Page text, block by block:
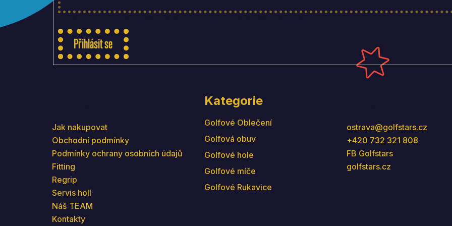
Přihlásit se
Jak nakupovat
Obchodní podmínky
Podmínky ochrany osobních údajů
Fitting
Regrip
Servis holí
Náš TEAM
Kontakty
Kategorie
Golfové Oblečení
Golfová obuv
Golfové hole
Golfové míče
Golfové Rukavice
ostrava@golfstars.cz
+420 732 321 808
FB Golfstars
golfstars.cz